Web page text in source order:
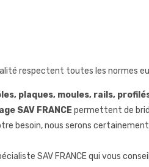
respectent toutes les normes
plaques, moules, rails,
SAV FRANCE permettent de
besoin, nous serons
SAV FRANCE qui vous